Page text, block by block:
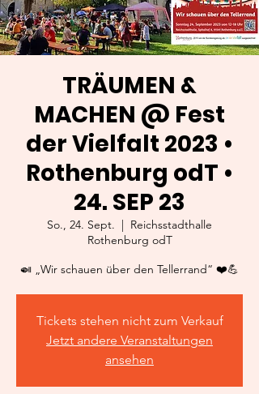
TRÄUMEN &
MACHEN @ Fest
der Vielfalt 2023 •
Rothenburg odT •
24. SEP 23
So., 24. Sept.
  |
Reichsstadthalle
Rothenburg odT
🍛 „Wir schauen über den Tellerrand“ ❤️💪
Tickets stehen nicht zum Verkauf
Jetzt andere Veranstaltungen
ansehen